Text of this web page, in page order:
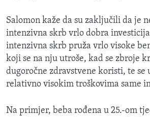
Salomon kaže da su zaključili da je
intenzivna skrb vrlo dobra
intenzivna skrb pruža vrlo visoke
koji se na nju utroše, kad se zbroje
dugoročne zdravstvene koristi, te se
relativno visokim troškovima same
Na primjer, beba rođena u 25.-om